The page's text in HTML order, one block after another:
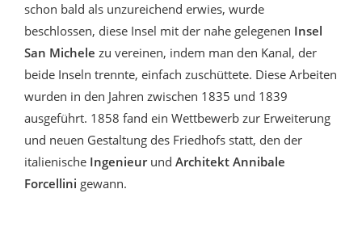
schon bald als unzureichend erwies, wurde
beschlossen, diese Insel mit der nahe gelegenen Insel
San Michele zu vereinen, indem man den Kanal, der
beide Inseln trennte, einfach zuschüttete. Diese Arbeiten
wurden in den Jahren zwischen 1835 und 1839
ausgeführt. 1858 fand ein Wettbewerb zur Erweiterung
und neuen Gestaltung des Friedhofs statt, den der
italienische Ingenieurund Architekt Annibale
Forcellini gewann.